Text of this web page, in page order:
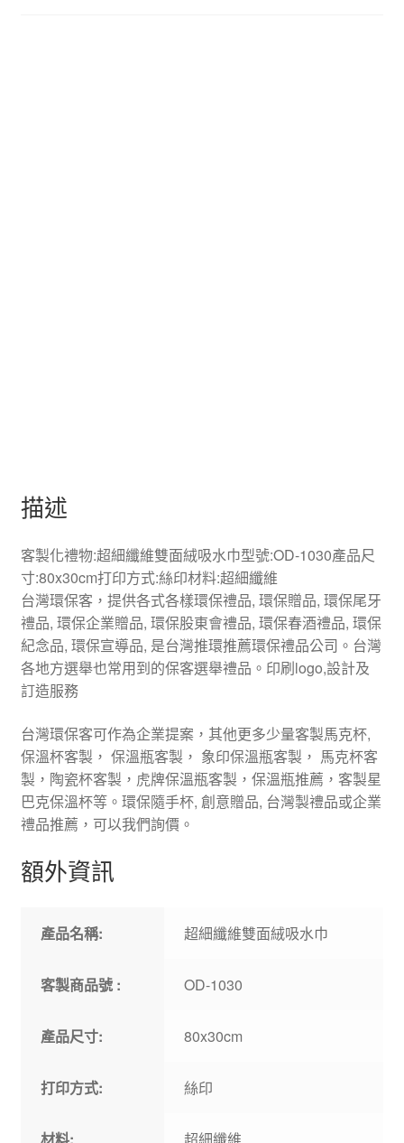
描述
客製化禮物:超細纖維雙面絨吸水巾型號:OD-1030產品尺
寸:80x30cm打印方式:絲印材料:超細纖維
台灣環保客，提供各式各樣環保禮品, 環保贈品, 環保尾牙
禮品, 環保企業贈品, 環保股東會禮品, 環保春酒禮品, 環保
紀念品, 環保宣導品, 是台灣推環推薦環保禮品公司。台灣
各地方選舉也常用到的保客選舉禮品。印刷logo,設計及
訂造服務
台灣環保客可作為企業提案，其他更多少量客製馬克杯,
保溫杯客製， 保溫瓶客製， 象印保溫瓶客製， 馬克杯客
製，陶瓷杯客製，虎牌保溫瓶客製，保溫瓶推薦，客製星
巴克保溫杯等。環保隨手杯, 創意贈品, 台灣製禮品或企業
禮品推薦，可以我們詢價。
額外資訊
產品名稱: 超細纖維雙面絨吸水巾
客製商品號 : OD-1030
產品尺寸: 80x30cm
打印方式: 絲印
材料: 超細纖維